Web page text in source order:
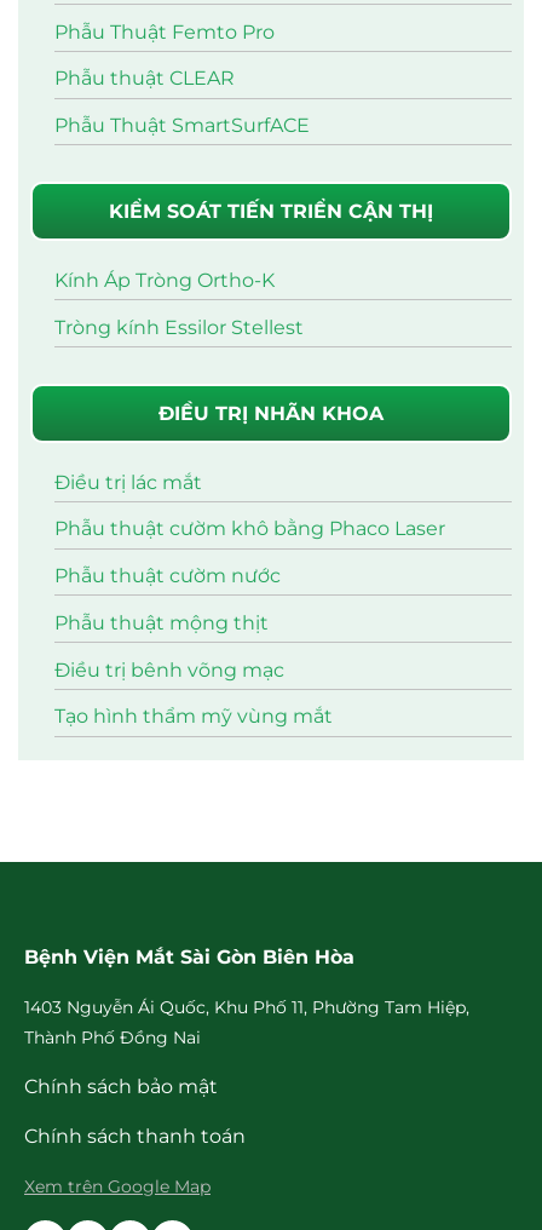
Phẫu Thuật Femto Pro
Phẫu thuật CLEAR
Phẫu Thuật SmartSurfACE
KIỂM SOÁT TIẾN TRIỂN CẬN THỊ
Kính Áp Tròng Ortho-K
Tròng kính Essilor Stellest
ĐIỀU TRỊ NHÃN KHOA
Điều trị lác mắt
Phẫu thuật cườm khô bằng Phaco Laser
Phẫu thuật cườm nước
Phẫu thuật mộng thịt
Điều trị bênh võng mạc
Tạo hình thẩm mỹ vùng mắt
Bệnh Viện Mắt Sài Gòn Biên Hòa
1403 Nguyễn Ái Quốc, Khu Phố 11, Phường Tam Hiệp,
Thành Phố Đồng Nai
Chính sách bảo mật
Chính sách thanh toán
Xem trên Google Map